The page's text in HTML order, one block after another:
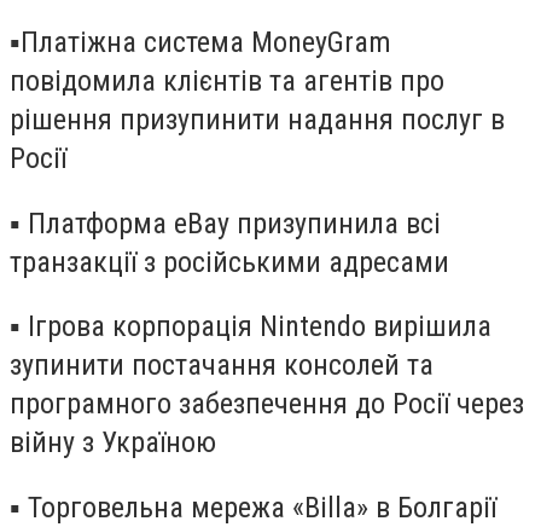
▪️Платіжна система MoneyGram
повідомила клієнтів та агентів про
рішення призупинити надання послуг в
Росії
▪️ Платформа eBay призупинила всі
транзакції з російськими адресами
▪️ Ігрова корпорація Nintendo вирішила
зупинити постачання консолей та
програмного забезпечення до Росії через
війну з Україною
▪️ Торговельна мережа «Billa» в Болгарії